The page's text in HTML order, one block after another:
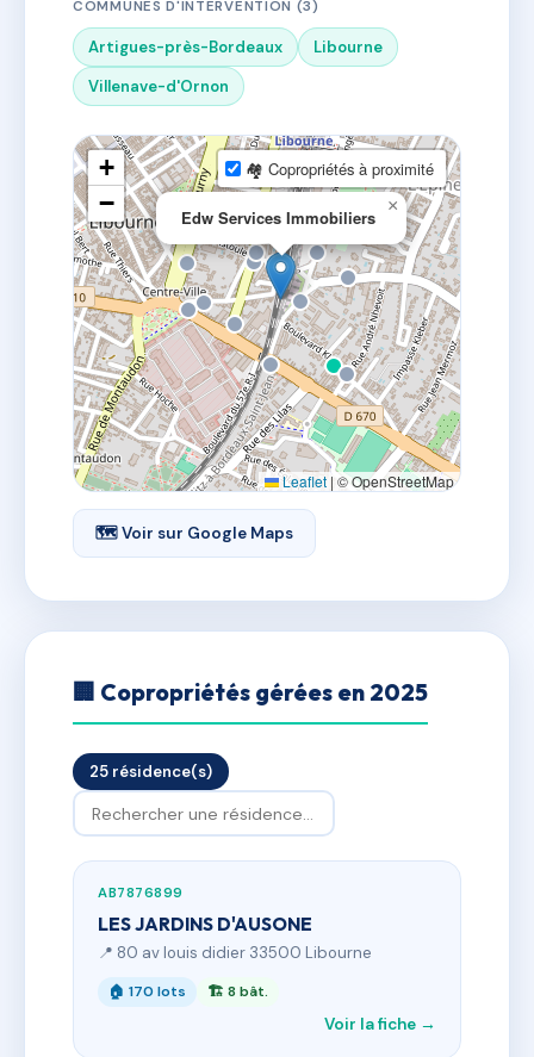
COMMUNES D'INTERVENTION (3)
Artigues-près-Bordeaux
Libourne
Villenave-d'Ornon
Edw Services Immobiliers
×
+
−
🏘 Copropriétés à proximité
Leaflet | © OpenStreetMap
🗺 Voir sur Google Maps
🏢 Copropriétés gérées en 2025
25 résidence(s)
AB7876899
LES JARDINS D'AUSONE
📍 80 av louis didier 33500 Libourne
🏠 170 lots 🏗 8 bât.
Voir la fiche →